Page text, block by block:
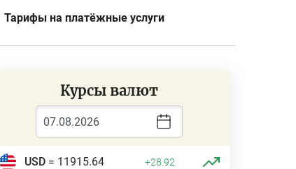
Тарифы на платёжные услуги
Курсы валют
USD= 11915.64 +28.92